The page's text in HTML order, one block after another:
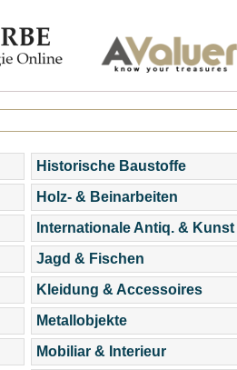
Historische Baustoffe
Holz- & Beinarbeiten
Internationale Antiq. & Kunst
Jagd & Fischen
Kleidung & Accessoires
Metallobjekte
Mobiliar & Interieur